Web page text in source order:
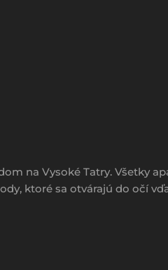
na Vysoké Tatry. Všetky
ktoré sa otvárajú do očí